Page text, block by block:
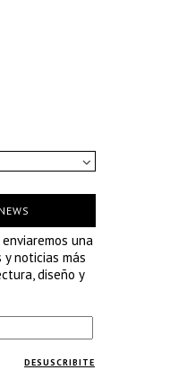
una
noticias más
diseño y
DESUSCRIBITE